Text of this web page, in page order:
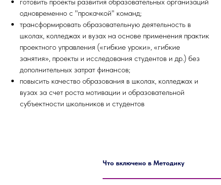
одновременно с "прокачкой" команд;
трансформировать образовательную деятельность в
школах, колледжах и вузах на основе применения практик
проектного управления («гибкие уроки», «гибкие
занятия», проекты и исследования студентов и др.) без
дополнительных затрат финансов;
повысить качество образования в школах, колледжах и
вузах за счет роста мотивации и образовательной
субъектности школьников и студентов
Что включено в Методику